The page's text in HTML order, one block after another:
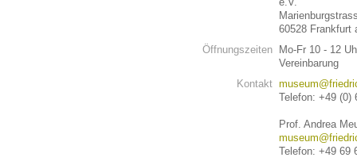
60528 Frankfurt
Öffnungszeiten
Mo-Fr 10 - 12
Vereinbarung
Kontakt
Telefon: +49 (0)
Prof. Andrea
Telefon: +49 69